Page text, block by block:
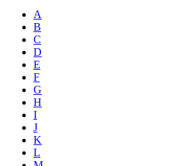
A
B
C
D
E
F
G
H
I
J
K
L